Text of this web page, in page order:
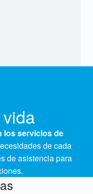
los servicios de
de cada
de asistencia para